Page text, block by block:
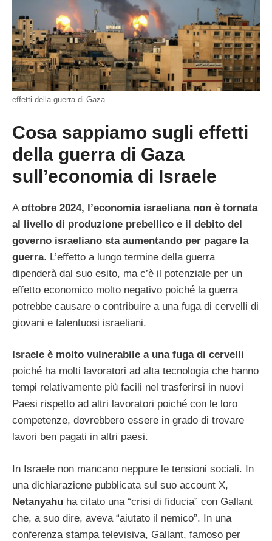
effetti della guerra di Gaza
Cosa sappiamo sugli effetti
della guerra di Gaza
sull’economia di Israele
A ottobre 2024, l’economia israeliana non è tornata
al livello di produzione prebellico e il debito del
governo israeliano sta aumentando per pagare la
guerra. L’effetto a lungo termine della guerra
dipenderà dal suo esito, ma c’è il potenziale per un
effetto economico molto negativo poiché la guerra
potrebbe causare o contribuire a una fuga di cervelli di
giovani e talentuosi israeliani.
Israele è molto vulnerabile a una fuga di cervelli
poiché ha molti lavoratori ad alta tecnologia che hanno
tempi relativamente più facili nel trasferirsi in nuovi
Paesi rispetto ad altri lavoratori poiché con le loro
competenze, dovrebbero essere in grado di trovare
lavori ben pagati in altri paesi.
In Israele non mancano neppure le tensioni sociali. In
una dichiarazione pubblicata sul suo account X,
Netanyahu ha citato una “crisi di fiducia” con Gallant
che, a suo dire, aveva “aiutato il nemico”. In una
conferenza stampa televisiva, Gallant, famoso per